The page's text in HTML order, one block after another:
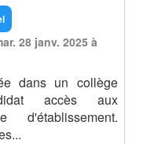
28 janv. 2025 à
dans un collège
accès aux